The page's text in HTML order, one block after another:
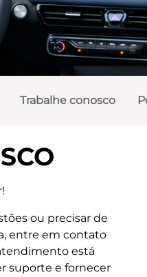
Trabalhe conosco
ou precisar de
entre em contato
está
suporte e fornecer